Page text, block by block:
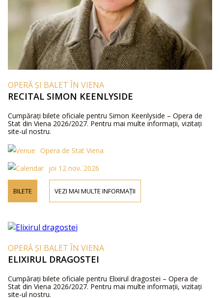
OPERĂ ȘI BALET ÎN VIENA
RECITAL SIMON KEENLYSIDE
Cumpărați bilete oficiale pentru Simon Keenlyside – Opera de
Stat din Viena 2026/2027. Pentru mai multe informații, vizitați
site-ul nostru.
Opera de Stat Viena
joi 12 nov. 2026
BILETE VEZI MAI MULTE INFORMAȚII
OPERĂ ȘI BALET ÎN VIENA
ELIXIRUL DRAGOSTEI
Cumpărați bilete oficiale pentru Elixirul dragostei – Opera de
Stat din Viena 2026/2027. Pentru mai multe informații, vizitați
site-ul nostru.